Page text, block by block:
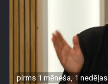
pirms 1 mēneša, 1 nedēļas